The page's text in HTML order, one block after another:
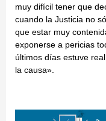
muy difícil tener que
cuando la Justicia no
que estar muy
exponerse a pericias
últimos días estuve
la causa».